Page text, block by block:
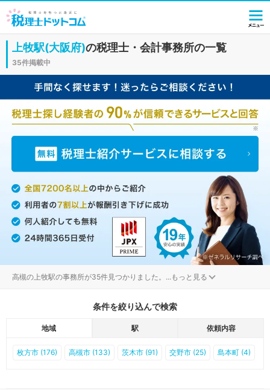
上牧駅(大阪府)の税理士・会計事務所の一覧
35件掲載中
高槻の上牧駅の事務所が35件見つかりました。 ...もっと見る
条件を絞り込んで検索
地域 駅 依頼内容
枚方市 (176) 高槻市 (133) 茨木市 (91) 交野市 (25) 島本町 (4)